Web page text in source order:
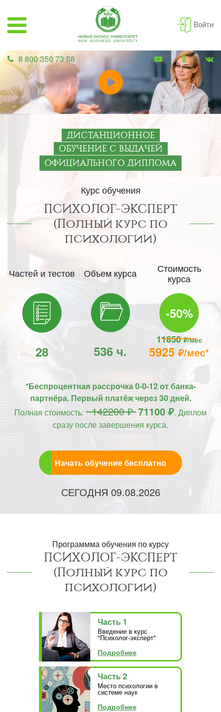
Войти
8 800 350 73 58
ДИСТАНЦИОННОЕ
ОБУЧЕНИЕ С ВЫДАЧЕЙ
ОФИЦИАЛЬНОГО ДИПЛОМА
Курс обучения
ПСИХОЛОГ-ЭКСПЕРТ
(Полный курс по
психологии)
Частей и тестов
28
Объем курса
536 ч.
Стоимость
курса
-50%
11850₽/мес
5925₽/мес*
*Беспроцентная рассрочка 0-0-12 от банка-
партнёра. Первый платёж через 30 дней.
Полная стоимость: 142200 ₽71100 ₽. Диплом
сразу после завершения курса.
Начать обучение бесплатно
СЕГОДНЯ 09.08.2026
Программма обучения по курсу
ПСИХОЛОГ-ЭКСПЕРТ
(Полный курс по
психологии)
Часть 1
Введение в курс
"Психолог-эксперт"
Подробнее
Часть 2
Место психологии в
системе наук
Подробнее